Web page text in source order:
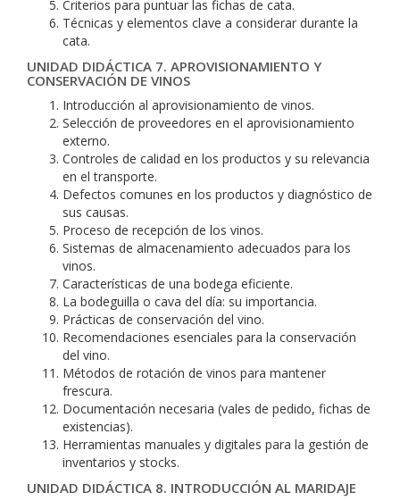
Criterios para puntuar las fichas de cata.
Técnicas y elementos clave a considerar durante la
cata.
UNIDAD DIDÁCTICA 7. APROVISIONAMIENTO Y
CONSERVACIÓN DE VINOS
Introducción al aprovisionamiento de vinos.
Selección de proveedores en el aprovisionamiento
externo.
Controles de calidad en los productos y su relevancia
en el transporte.
Defectos comunes en los productos y diagnóstico de
sus causas.
Proceso de recepción de los vinos.
Sistemas de almacenamiento adecuados para los
vinos.
Características de una bodega eficiente.
La bodeguilla o cava del día: su importancia.
Prácticas de conservación del vino.
Recomendaciones esenciales para la conservación
del vino.
Métodos de rotación de vinos para mantener
frescura.
Documentación necesaria (vales de pedido, fichas de
existencias).
Herramientas manuales y digitales para la gestión de
inventarios y stocks.
UNIDAD DIDÁCTICA 8. INTRODUCCIÓN AL MARIDAJE